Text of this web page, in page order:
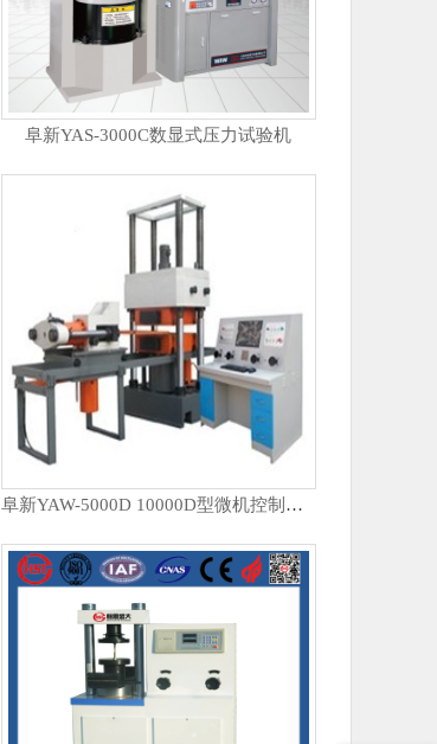
阜新YAS-3000C数显式压力试验机
阜新YAW-5000D 10000D型微机控制压力试验机